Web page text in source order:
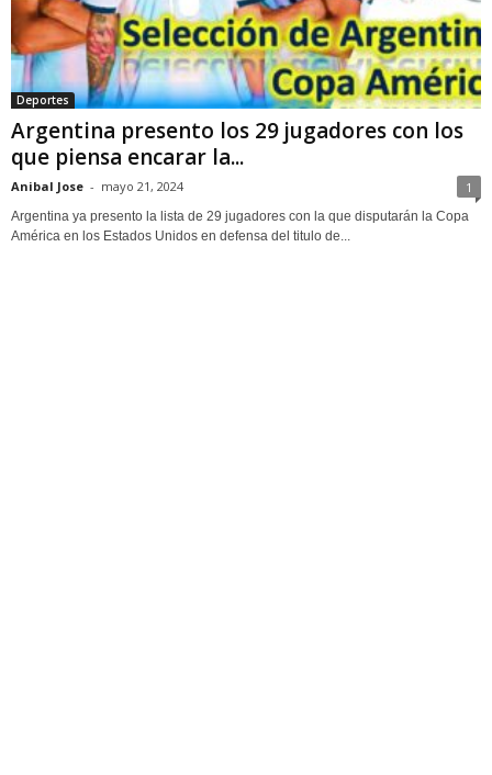
Deportes
Argentina presento los 29 jugadores con los
que piensa encarar la...
Anibal Jose - mayo 21, 2024 1
Argentina ya presento la lista de 29 jugadores con la que disputarán la Copa
América en los Estados Unidos en defensa del titulo de...